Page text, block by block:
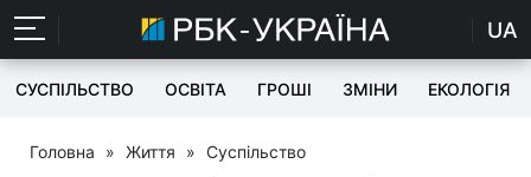
UA
СУСПІЛЬСТВО ОСВІТА ГРОШІ ЗМІНИ ЕКОЛОГІЯ
Головна » Життя » Суспільство